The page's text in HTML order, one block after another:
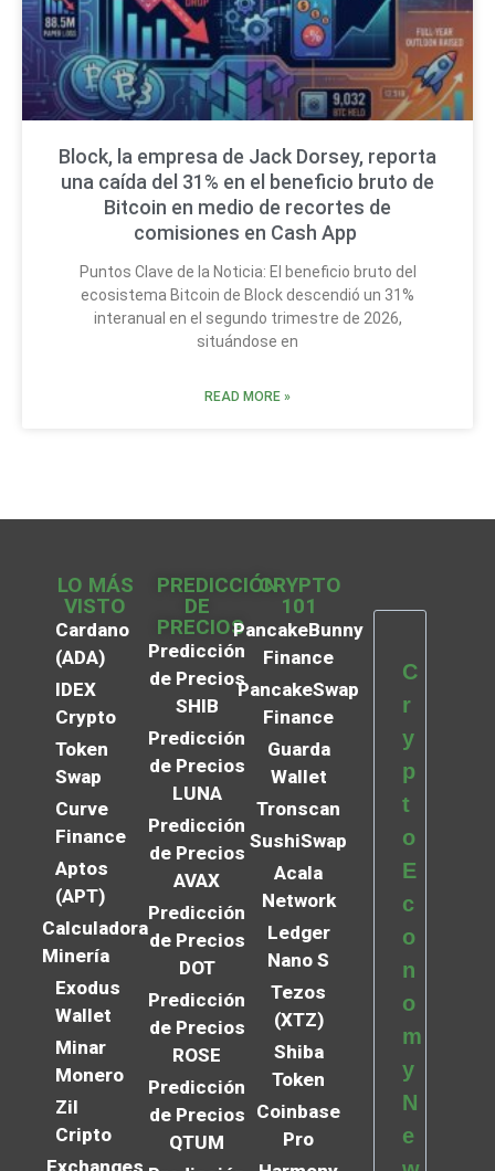
Block, la empresa de Jack Dorsey, reporta
una caída del 31% en el beneficio bruto de
Bitcoin en medio de recortes de
comisiones en Cash App
Puntos Clave de la Noticia: El beneficio bruto del
ecosistema Bitcoin de Block descendió un 31%
interanual en el segundo trimestre de 2026,
situándose en
READ MORE »
LO MÁS
VISTO
Cardano
(ADA)
IDEX
Crypto
Token
Swap
Curve
Finance
Aptos
(APT)
Calculadora
Minería
Exodus
Wallet
Minar
Monero
Zil
Cripto
PREDICCIÓN
DE
PRECIOS
Predicción
de Precios
SHIB
Predicción
de Precios
LUNA
Predicción
de Precios
AVAX
Predicción
de Precios
DOT
Predicción
de Precios
ROSE
Predicción
de Precios
QTUM
CRYPTO
101
PancakeBunny
Finance
PancakeSwap
Finance
Guarda
Wallet
Tronscan
SushiSwap
Acala
Network
Ledger
Nano S
Tezos
(XTZ)
Shiba
Token
Coinbase
Pro
C
r
y
p
t
o
E
c
o
n
o
m
y
N
e